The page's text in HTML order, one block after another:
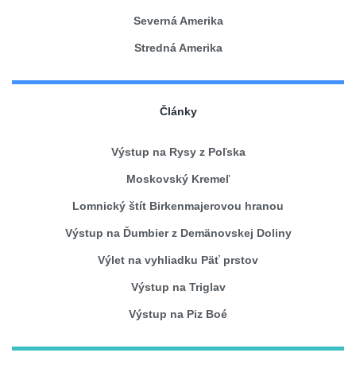
Severná Amerika
Stredná Amerika
Články
Výstup na Rysy z Poľska
Moskovský Kremeľ
Lomnický štít Birkenmajerovou hranou
Výstup na Ďumbier z Demänovskej Doliny
Výlet na vyhliadku Päť prstov
Výstup na Triglav
Výstup na Piz Boé